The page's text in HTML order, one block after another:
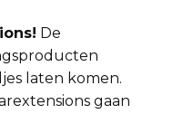
De
laten komen.
gaan